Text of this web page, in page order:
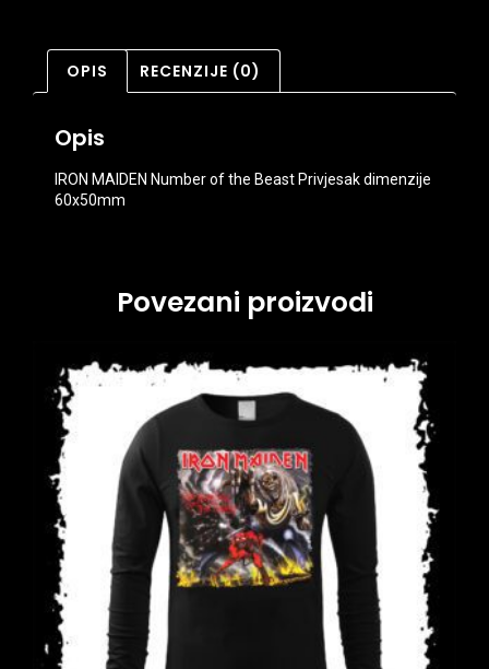
OPIS RECENZIJE (0)
Opis
IRON MAIDEN Number of the Beast Privjesak dimenzije
60x50mm
Povezani proizvodi